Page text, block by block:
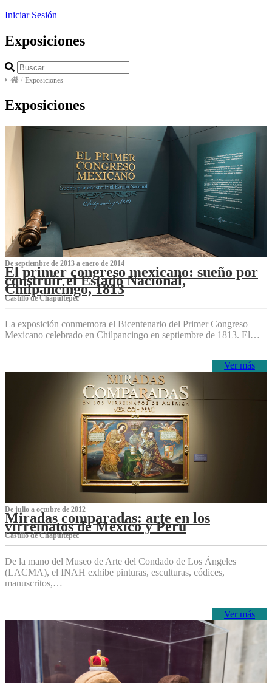
Iniciar Sesión
Exposiciones
/ Exposiciones
Exposiciones
De septiembre de 2013 a enero de 2014
El primer congreso mexicano: sueño por
construir el Estado Nacional,
Chilpancingo, 1813
Castillo de Chapultepec
La exposición conmemora el Bicentenario del Primer Congreso
Mexicano celebrado en Chilpancingo en septiembre de 1813. El…
Ver más
De julio a octubre de 2012
Miradas comparadas: arte en los
virreinatos de México y Perú
Castillo de Chapultepec
De la mano del Museo de Arte del Condado de Los Ángeles
(LACMA), el INAH exhibe pinturas, esculturas, códices,
manuscritos,…
Ver más